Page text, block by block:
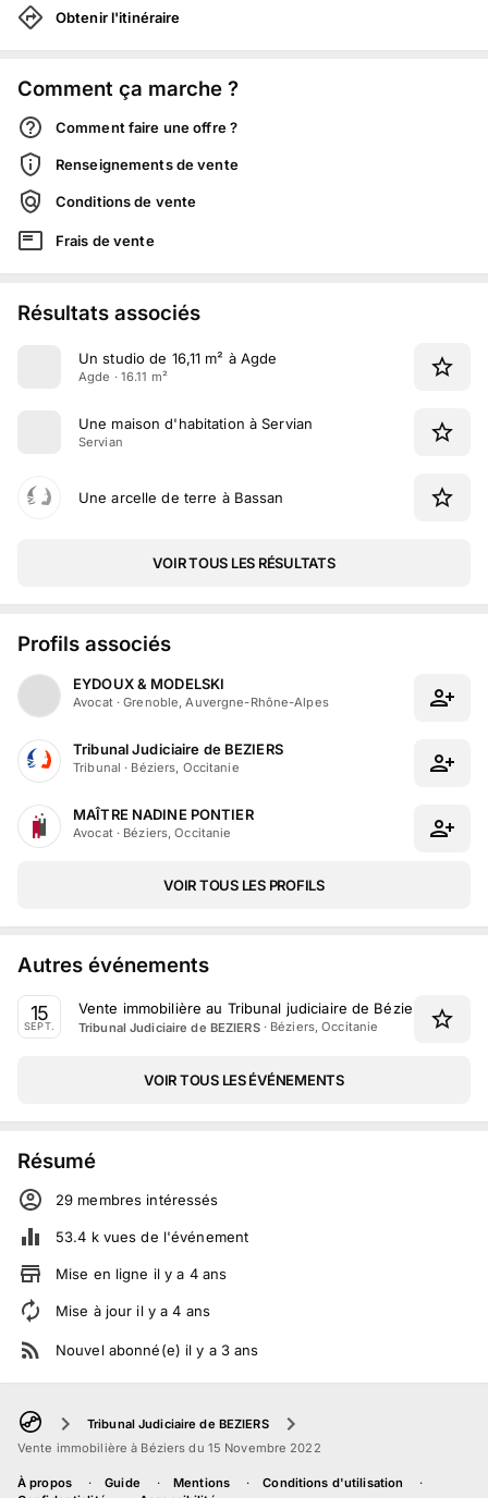
Obtenir l'itinéraire
Comment ça marche ?
Comment faire une offre ?
Renseignements de vente
Conditions de vente
Frais de vente
Résultats associés
Un studio de 16,11 m² à Agde
Agde · 16.11 m²
Une maison d'habitation à Servian
Servian
Une arcelle de terre à Bassan
VOIR TOUS LES RÉSULTATS
Profils associés
EYDOUX & MODELSKI
Avocat·Grenoble, Auvergne-Rhône-Alpes
Tribunal Judiciaire de BEZIERS
Tribunal · Béziers, Occitanie
MAÎTRE NADINE PONTIER
Avocat· Béziers, Occitanie
VOIR TOUS LES PROFILS
Autres événements
15
SEPT.
Vente immobilière au Tribunal judiciaire de Béziers le 15
Tribunal Judiciaire de BEZIERS· Béziers, Occitanie
VOIR TOUS LES ÉVÉNEMENTS
Résumé
29 membres intéressés
53.4 kvues de l'événement
Mise en ligne il y a 4 ans
Mise à jour il y a4 ans
Nouvel abonné(e) il y a 3 ans
Tribunal Judiciaire de BEZIERS
Vente immobilière à Béziers du 15 Novembre 2022
À propos Guide Mentions
Conditions d'utilisation